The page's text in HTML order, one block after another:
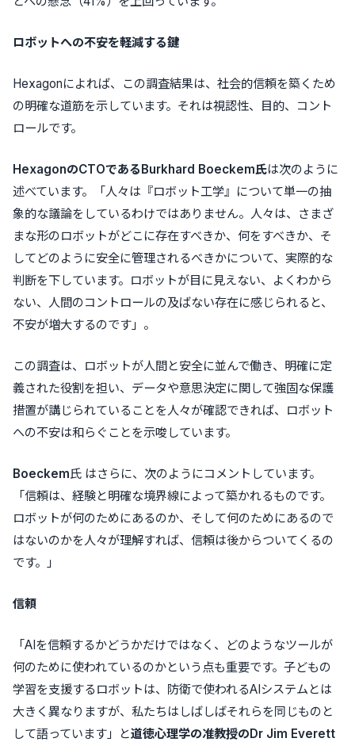
ロボットへの不安を軽減する鍵
Hexagonによれば、この調査結果は、社会的信頼を築くため
の明確な道筋を示しています。それは視認性、目的、コント
ロールです。
HexagonのCTOであるBurkhard Boeckem氏は次のように
述べています。「人々は『ロボット工学』について単一の抽
象的な議論をしているわけではありません。人々は、さまざ
まな形のロボットがどこに存在すべきか、何をすべきか、そ
してどのように安全に管理されるべきかについて、実際的な
判断を下しています。ロボットが目に見えない、よくわから
ない、人間のコントロールの及ばない存在に感じられると、
不安が増大するのです」。
この調査は、ロボットが人間と安全に並んで働き、明確に定
義された役割を担い、データや意思決定に関して強固な保護
措置が講じられていることを人々が確認できれば、ロボット
への不安は和らぐことを示唆しています。
Boeckem氏 はさらに、次のようにコメントしています。
「信頼は、経験と明確な境界線によって築かれるものです。
ロボットが何のためにあるのか、そして何のためにあるので
はないのかを人々が理解すれば、信頼は後からついてくるの
です。」
信頼
「AIを信頼するかどうかだけではなく、どのようなツールが
何のために使われているのかという点も重要です。子どもの
学習を支援するロボットは、防衛で使われるAIシステムとは
大きく異なりますが、私たちはしばしばそれらを同じものと
して語っています」と道徳心理学の准教授のDr Jim Everett